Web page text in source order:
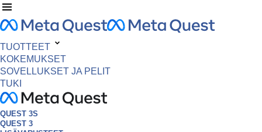
TUOTTEET
KOKEMUKSET
SOVELLUKSET JA PELIT
TUKI
QUEST 3S
QUEST 3